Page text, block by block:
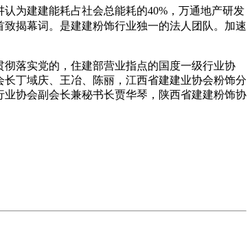
为建建能耗占社会总能耗的40%，万通地产研发
揭幕词。是建建粉饰行业独一的法人团队。加速
落实党的，住建部营业指点的国度一级行业协
丁域庆、王冶、陈丽，江西省建建业协会粉饰分
协会副会长兼秘书长贾华琴，陕西省建建粉饰协